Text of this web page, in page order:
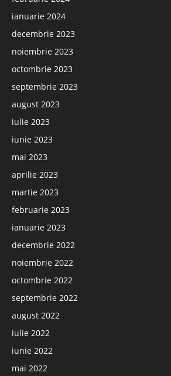
ianuarie 2024
decembrie 2023
noiembrie 2023
octombrie 2023
septembrie 2023
august 2023
iulie 2023
iunie 2023
mai 2023
aprilie 2023
martie 2023
februarie 2023
ianuarie 2023
decembrie 2022
noiembrie 2022
octombrie 2022
septembrie 2022
august 2022
iulie 2022
iunie 2022
mai 2022